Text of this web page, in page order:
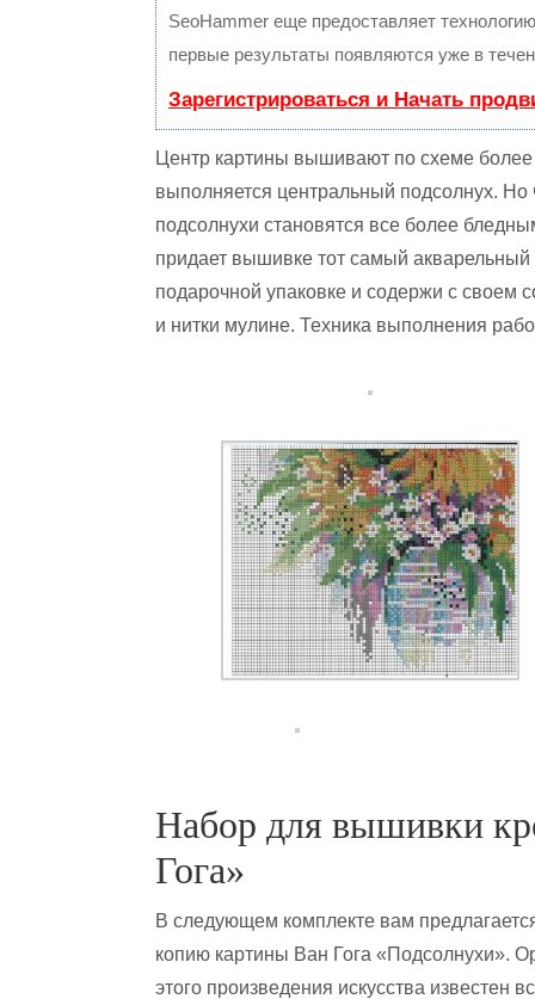
SeoHammer еще предоставляет
первые результаты появляются уже в
Зарегистрироваться и Начать
Центр картины вышивают по схеме
выполняется центральный подсолнух.
подсолнухи становятся все более
придает вышивке тот самый
подарочной упаковке и содержи с своем
и нитки мулине. Техника выполнения
Набор для вышивки
Гога»
В следующем комплекте вам
копию картины Ван Гога «Подсолнухи».
этого произведения искусства известен